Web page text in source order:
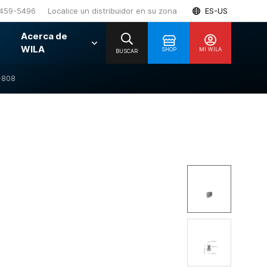
5496 Localice un distribuidor en su zona ES-US
Acerca de
WILA
SHOP MI WILA
BUSCAR